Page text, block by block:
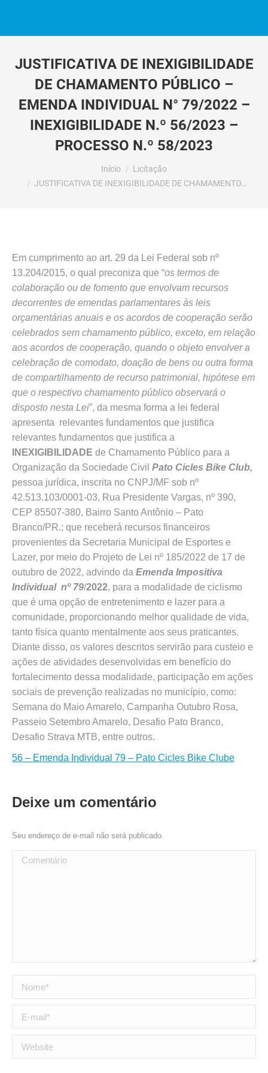
JUSTIFICATIVA DE INEXIGIBILIDADE
DE CHAMAMENTO PÚBLICO –
EMENDA INDIVIDUAL N° 79/2022 –
INEXIGIBILIDADE N.º 56/2023 –
PROCESSO N.º 58/2023
Início
Licitação
JUSTIFICATIVA DE INEXIGIBILIDADE DE CHAMAMENTO…
Em cumprimento ao art. 29 da Lei Federal sob nº
13.204/2015, o qual preconiza que “os termos de
colaboração ou de fomento que envolvam recursos
decorrentes de emendas parlamentares às leis
orçamentárias anuais e os acordos de cooperação serão
celebrados sem chamamento público, exceto, em relação
aos acordos de cooperação, quando o objeto envolver a
celebração de comodato, doação de bens ou outra forma
de compartilhamento de recurso patrimonial, hipótese em
que o respectivo chamamento público observará o
disposto nesta Lei”, da mesma forma a lei federal
apresenta relevantes fundamentos que justifica
relevantes fundamentos que justifica a
INEXIGIBILIDADE de Chamamento Público para a
Organização da Sociedade Civil Pato Cicles Bike Club,
pessoa jurídica, inscrita no CNPJ/MF sob nº
42.513.103/0001-03, Rua Presidente Vargas, nº 390,
CEP 85507-380, Bairro Santo Antônio – Pato
Branco/PR.; que receberá recursos financeiros
provenientes da Secretaria Municipal de Esportes e
Lazer, por meio do Projeto de Lei nº 185/2022 de 17 de
outubro de 2022, advindo da Emenda Impositiva
Individual nº 79/2022, para a modalidade de ciclismo
que é uma opção de entretenimento e lazer para a
comunidade, proporcionando melhor qualidade de vida,
tanto física quanto mentalmente aos seus praticantes.
Diante disso, os valores descritos servirão para custeio e
ações de atividades desenvolvidas em benefício do
fortalecimento dessa modalidade, participação em ações
sociais de prevenção realizadas no município, como:
Semana do Maio Amarelo, Campanha Outubro Rosa,
Passeio Setembro Amarelo, Desafio Pato Branco,
Desafio Strava MTB, entre outros.
56 – Emenda Individual 79 – Pato Cicles Bike Clube
Deixe um comentário
Seu endereço de e-mail não será publicado.
Comentário
Nome *
E-mail *
Website